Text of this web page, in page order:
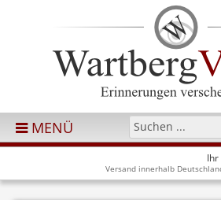
MENÜ
Versand innerhalb